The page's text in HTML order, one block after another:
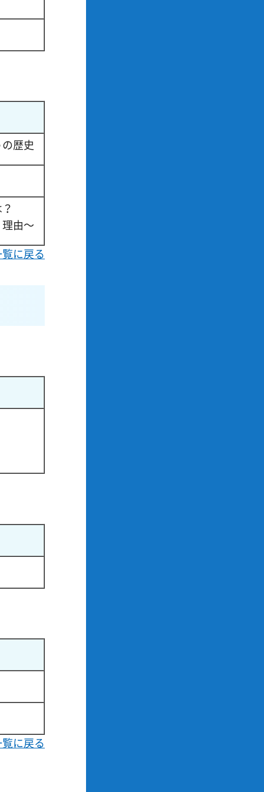
歴史
由～
に戻る
に戻る